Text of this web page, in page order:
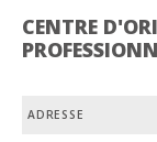
HISTORIQUE
AUTORITÉS
BÂTIMENTS
ACTUALITÉS
LES
Aide aux élèves
INFIRMIÈRE
DIRECTION
Infos pratiques
CENTRE
ADRESSE